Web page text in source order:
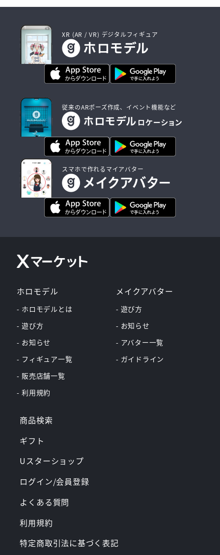
XR (AR / VR) デジタルフィギュア
従来のARポーズ作成、イベント機能など
スマホで作れるマイアバター
ホロモデル
- ホロモデルとは
- 遊び方
- お知らせ
- フィギュア一覧
- 販売店舗一覧
- 利用規約
メイクアバター
- 遊び方
- お知らせ
- アバター一覧
- ガイドライン
商品検索
ギフト
Uスターショップ
ログイン/会員登録
よくある質問
利用規約
特定商取引法に基づく表記